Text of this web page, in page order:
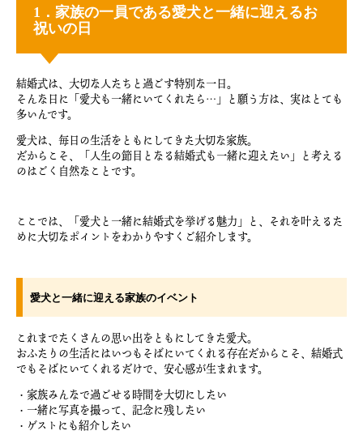
1．家族の一員である愛犬と一緒に迎えるお
祝いの日
結婚式は、大切な人たちと過ごす特別な一日。
そんな日に「愛犬も一緒にいてくれたら…」と願う方は、実はとても
多いんです。
愛犬は、毎日の生活をともにしてきた大切な家族。
だからこそ、「人生の節目となる結婚式も一緒に迎えたい」と考える
のはごく自然なことです。
ここでは、「愛犬と一緒に結婚式を挙げる魅力」と、それを叶えるた
めに大切なポイントをわかりやすくご紹介します。
愛犬と一緒に迎える家族のイベント
これまでたくさんの思い出をともにしてきた愛犬。
おふたりの生活にはいつもそばにいてくれる存在だからこそ、結婚式
でもそばにいてくれるだけで、安心感が生まれます。
・家族みんなで過ごせる時間を大切にしたい
・一緒に写真を撮って、記念に残したい
・ゲストにも紹介したい